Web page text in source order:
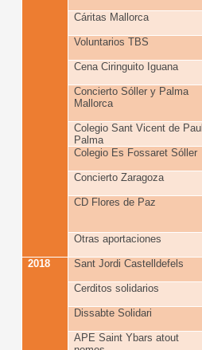
Cáritas Mallorca
Voluntarios TBS
Cena Ciringuito Iguana
Concierto Sóller y Palma
Mallorca
Colegio Sant Vicent de Paul
Palma
Colegio Es Fossaret Sóller
Concierto Zaragoza
CD Flores de Paz
Otras aportaciones
2018
Sant Jordi Castelldefels
Cerditos solidarios
Dissabte Solidari
APE Saint Ybars atout